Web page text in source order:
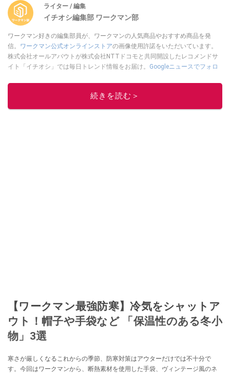
ライター / 編集
イチオシ編集部 ワークマン部
ワークマン好きの編集部員が、ワークマンの人気商品やおすすめ商品を発
信。 ワークマン公式オンラインストアの画像使用許諾をいただいています。
株式会社オールアバウトが株式会社NTTドコモと共同開設したレコメンドサ
イト「イチオシ」では毎日トレンド情報をお届け。 Googleニュースでフォロ
このイチオシストの他の記事を読む
続きを読む＞
【ワークマン最強防寒】冷気をシャットア
ウト！帽子や手袋など 「保温性のある冬小
物」3選
寒さが厳しくなるこれからの季節、防寒対策はアウターだけでは不十分で
す。今回はワークマンから、断熱素材を使用した手袋、ヴィンテージ風のネ